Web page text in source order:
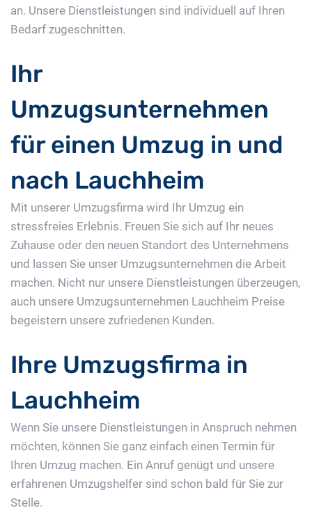
an. Unsere Dienstleistungen sind individuell auf Ihren
Bedarf zugeschnitten.
Ihr
Umzugsunternehmen
für einen Umzug in und
nach Lauchheim
Mit unserer Umzugsfirma wird Ihr Umzug ein
stressfreies Erlebnis. Freuen Sie sich auf Ihr neues
Zuhause oder den neuen Standort des Unternehmens
und lassen Sie unser Umzugsunternehmen die Arbeit
machen. Nicht nur unsere Dienstleistungen überzeugen,
auch unsere Umzugsunternehmen Lauchheim Preise
begeistern unsere zufriedenen Kunden.
Ihre Umzugsfirma in
Lauchheim
Wenn Sie unsere Dienstleistungen in Anspruch nehmen
möchten, können Sie ganz einfach einen Termin für
Ihren Umzug machen. Ein Anruf genügt und unsere
erfahrenen Umzugshelfer sind schon bald für Sie zur
Stelle.